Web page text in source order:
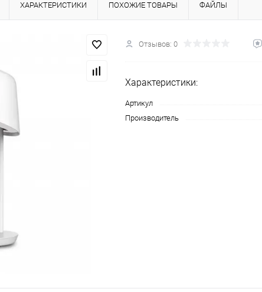
ХАРАКТЕРИСТИКИ ПОХОЖИЕ ТОВАРЫ ФАЙЛЫ
Отзывов: 0
Характеристики:
Артикул
Производитель
Разбейтеоплату
на частибез переплат